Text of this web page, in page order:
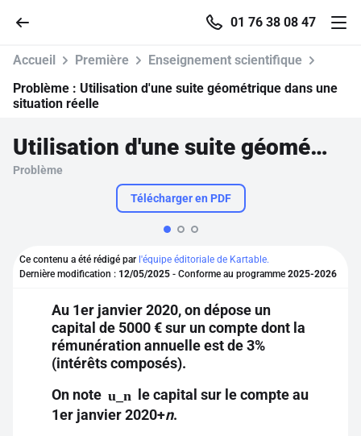
01 76 38 08 47
Parcourir
Se connecter
S'inscrire gratuitement
Pour profiter de 10 contenus offerts.
Accueil Première
Enseignement scientifique
Problème : Utilisation d'une suite géométrique dans une
situation réelle
Utilisation d'une suite géométrique dans une situation réelle
Problème
Télécharger en PDF
Ce contenu a été rédigé par l'équipe éditoriale de Kartable.
Dernière modification : 12/05/2025 - Conforme au programme 2025-2026
Au 1er janvier 2020, on dépose un
capital de 5000 € sur un compte dont la
rémunération annuelle est de 3%
(intérêts composés).
On note u_n le capital sur le compte au
1er janvier 2020+n.